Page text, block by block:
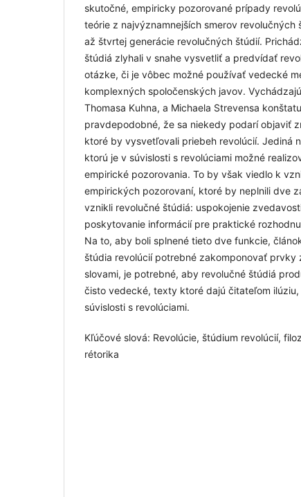
skutočné, empiricky pozorované prípady
teórie z najvýznamnejších smerov
až štvrtej generácie revolučných štúdií.
štúdiá zlyhali v snahe vysvetliť a predvídať
otázke, či je vôbec možné používať vedecké
komplexných spoločenských javov.
Thomasa Kuhna, a Michaela Strevensa
pravdepodobné, že sa niekedy podarí objaviť
ktoré by vysvetľovali priebeh revolúcií. Jediná
ktorú je v súvislosti s revolúciami možné
empirické pozorovania. To by však viedlo k
empirických pozorovaní, ktoré by neplnili dve
vznikli revolučné štúdiá: uspokojenie
poskytovanie informácií pre praktické
Na to, aby boli splnené tieto dve funkcie,
štúdia revolúcií potrebné zakomponovať prvky
slovami, je potrebné, aby revolučné štúdiá
čisto vedecké, texty ktoré dajú čitateľom
súvislosti s revolúciami.
Kľúčové slová: Revolúcie, štúdium revolúcií,
rétorika